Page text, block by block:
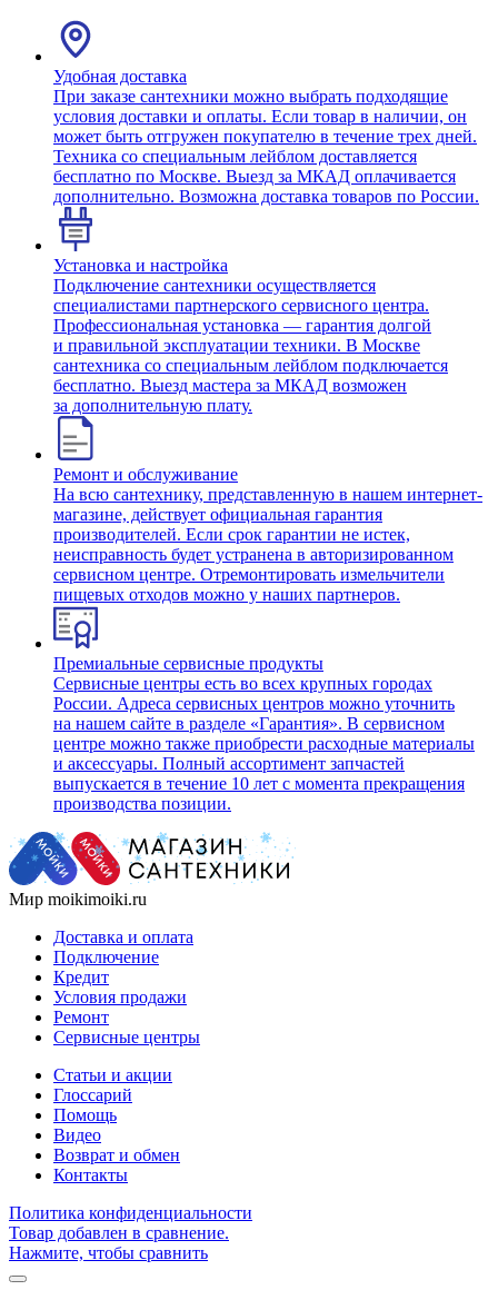
Удобная доставка
При заказе сантехники можно выбрать подходящие
условия доставки и оплаты. Если товар в наличии, он
может быть отгружен покупателю в течение трех дней.
Техника со специальным лейблом доставляется
бесплатно по Москве. Выезд за МКАД оплачивается
дополнительно. Возможна доставка товаров по России.
Установка и настройка
Подключение сантехники осуществляется
специалистами партнерского сервисного центра.
Профессиональная установка — гарантия долгой
и правильной эксплуатации техники. В Москве
сантехника со специальным лейблом подключается
бесплатно. Выезд мастера за МКАД возможен
за дополнительную плату.
Ремонт и обслуживание
На всю сантехнику, представленную в нашем интернет-
магазине, действует официальная гарантия
производителей. Если срок гарантии не истек,
неисправность будет устранена в авторизированном
сервисном центре. Отремонтировать измельчители
пищевых отходов можно у наших партнеров.
Премиальные сервисные продукты
Сервисные центры есть во всех крупных городах
России. Адреса сервисных центров можно уточнить
на нашем сайте в разделе «Гарантия». В сервисном
центре можно также приобрести расходные материалы
и аксессуары. Полный ассортимент запчастей
выпускается в течение 10 лет с момента прекращения
производства позиции.
Мир moikimoiki.ru
Доставка и оплата
Подключение
Кредит
Условия продажи
Ремонт
Сервисные центры
Статьи и акции
Глоссарий
Помощь
Видео
Возврат и обмен
Контакты
Политика конфиденциальности
Товар добавлен в сравнение.
Нажмите, чтобы сравнить